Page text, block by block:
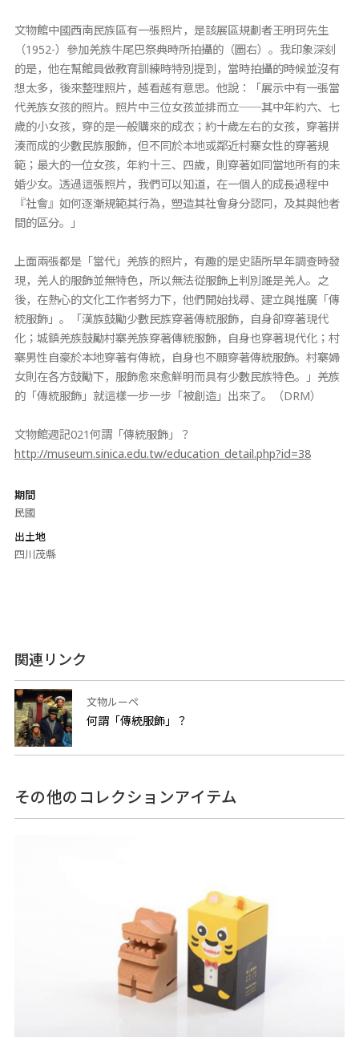
文物館中國西南民族區有一張照片，是該展區規劃者王明珂先生
（1952-）參加羌族牛尾巴祭典時所拍攝的（圖右）。我印象深刻
的是，他在幫館員做教育訓練時特別提到，當時拍攝的時候並沒有
想太多，後來整理照片，越看越有意思。他說：「展示中有一張當
代羌族女孩的照片。照片中三位女孩並排而立──其中年約六、七
歲的小女孩，穿的是一般購來的成衣；約十歲左右的女孩，穿著拼
湊而成的少數民族服飾，但不同於本地或鄰近村寨女性的穿著規
範；最大的一位女孩，年約十三、四歲，則穿著如同當地所有的未
婚少女。透過這張照片，我們可以知道，在一個人的成長過程中
『社會』如何逐漸規範其行為，塑造其社會身分認同，及其與他者
間的區分。」
上面兩張都是「當代」羌族的照片，有趣的是史語所早年調查時發
現，羌人的服飾並無特色，所以無法從服飾上判別誰是羌人。之
後，在熱心的文化工作者努力下，他們開始找尋、建立與推廣「傳
統服飾」。「漢族鼓勵少數民族穿著傳統服飾，自身卻穿著現代
化；城鎮羌族鼓勵村寨羌族穿著傳統服飾，自身也穿著現代化；村
寨男性自豪於本地穿著有傳統，自身也不願穿著傳統服飾。村寨婦
女則在各方鼓勵下，服飾愈來愈鮮明而具有少數民族特色。」羌族
的「傳統服飾」就這樣一步一步「被創造」出來了。（DRM）
文物館週記021何謂「傳統服飾」？
http://museum.sinica.edu.tw/education_detail.php?id=38
期間
民國
出土地
四川茂縣
関連リンク
文物ルーペ
何謂「傳統服飾」？
その他のコレクションアイテム